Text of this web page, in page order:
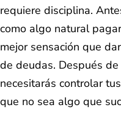
requiere disciplina.
como algo natural
mejor sensación que
de deudas. Después
necesitarás controlar
que no sea algo que